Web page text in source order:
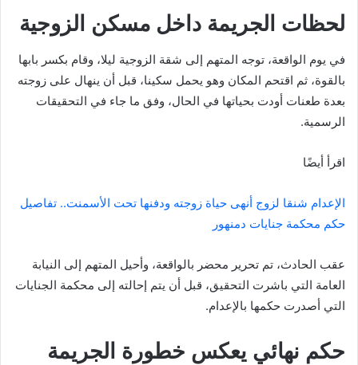
لحظات الجريمة داخل مسكن الزوجية
في يوم الواقعة، توجه المتهم إلى شقة الزوجية ليلا، وقام بكسر بابها
بالقوة، ثم اقتحم المكان وهو يحمل سكينا، قبل أن ينهال على زوجته
بعدة طعنات أودت بحياتها في الحال، وفق ما جاء في التحقيقات
الرسمية.
اقرأ أيضًا
الإعدام شنقا لزوج أنهى حياة زوجته ودفنها تحت الأسمنت.. تفاصيل
حكم محكمة جنايات دمنهور
عقب الحادث، تم تحرير محضر بالواقعة، وأحيل المتهم إلى النيابة
العامة التي باشرت التحقيق، قبل أن يتم إحالته إلى محكمة الجنايات
التي أصدرت حكمها بالإعدام.
حكم نهائي يعكس خطورة الجريمة